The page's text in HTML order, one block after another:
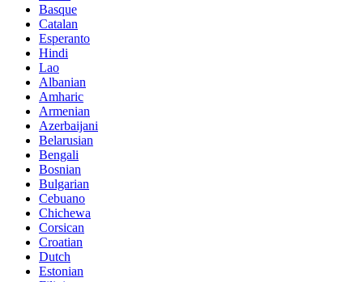
Basque
Catalan
Esperanto
Hindi
Lao
Albanian
Amharic
Armenian
Azerbaijani
Belarusian
Bengali
Bosnian
Bulgarian
Cebuano
Chichewa
Corsican
Croatian
Dutch
Estonian